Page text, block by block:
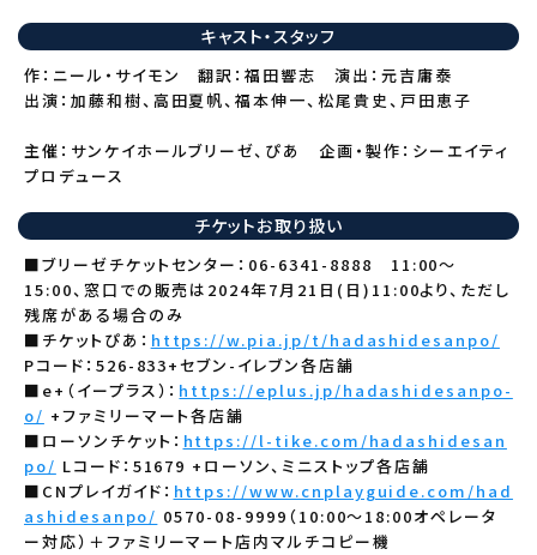
キャスト・スタッフ
作：ニール・サイモン 翻訳：福田響志 演出：元吉庸泰
出演：加藤和樹、高田夏帆、福本伸一、松尾貴史、戸田恵子
主催：サンケイホールブリーゼ、ぴあ 企画・製作：シーエイティ
プロデュース
チケットお取り扱い
■ブリーゼチケットセンター：06-6341-8888 11:00～
15:00、窓口での販売は2024年7月21日(日)11:00より、ただし
残席がある場合のみ
■チケットぴあ： https://w.pia.jp/t/hadashidesanpo/
Pコード：526-833+セブン-イレブン各店舗
■e+（イープラス）： https://eplus.jp/hadashidesanpo-
o/ +ファミリーマート各店舗
■ローソンチケット： https://l-tike.com/hadashidesan
po/ Lコード：51679 +ローソン、ミニストップ各店舗
■CNプレイガイド： https://www.cnplayguide.com/had
ashidesanpo/ 0570-08-9999（10:00～18:00オペレータ
ー対応）＋ファミリーマート店内マルチコピー機